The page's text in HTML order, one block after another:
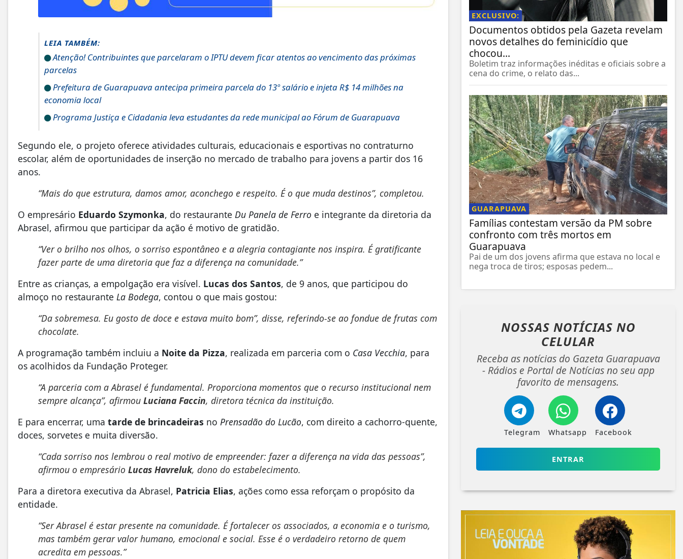
LEIA TAMBÉM:
Atenção! Contribuintes que parcelaram o IPTU devem ficar atentos ao vencimento das próximas
parcelas
Prefeitura de Guarapuava antecipa primeira parcela do 13º salário e injeta R$ 14 milhões na
economia local
Programa Justiça e Cidadania leva estudantes da rede municipal ao Fórum de Guarapuava
Segundo ele, o projeto oferece atividades culturais, educacionais e esportivas no contraturno
escolar, além de oportunidades de inserção no mercado de trabalho para jovens a partir dos 16
anos.
“Mais do que estrutura, damos amor, aconchego e respeito. É o que muda destinos”, completou.
O empresário Eduardo Szymonka, do restaurante Du Panela de Ferro e integrante da diretoria da
Abrasel, afirmou que participar da ação é motivo de gratidão.
“Ver o brilho nos olhos, o sorriso espontâneo e a alegria contagiante nos inspira. É gratificante
fazer parte de uma diretoria que faz a diferença na comunidade.”
Entre as crianças, a empolgação era visível. Lucas dos Santos, de 9 anos, que participou do
almoço no restaurante La Bodega, contou o que mais gostou:
“Da sobremesa. Eu gosto de doce e estava muito bom”, disse, referindo-se ao fondue de frutas com
chocolate.
A programação também incluiu a Noite da Pizza, realizada em parceria com o Casa Vecchia, para
os acolhidos da Fundação Proteger.
“A parceria com a Abrasel é fundamental. Proporciona momentos que o recurso institucional nem
sempre alcança”, afirmou Luciana Faccin, diretora técnica da instituição.
E para encerrar, uma tarde de brincadeiras no Prensadão do Lucão, com direito a cachorro-quente,
doces, sorvetes e muita diversão.
“Cada sorriso nos lembrou o real motivo de empreender: fazer a diferença na vida das pessoas”,
afirmou o empresário Lucas Havreluk, dono do estabelecimento.
Para a diretora executiva da Abrasel, Patricia Elias, ações como essa reforçam o propósito da
entidade.
“Ser Abrasel é estar presente na comunidade. É fortalecer os associados, a economia e o turismo,
mas também gerar valor humano, emocional e social. Esse é o verdadeiro retorno de quem
acredita em pessoas.”
EXCLUSIVO:
Documentos obtidos pela Gazeta revelam
novos detalhes do feminicídio que
chocou...
Boletim traz informações inéditas e oficiais sobre a
cena do crime, o relato das...
GUARAPUAVA
Famílias contestam versão da PM sobre
confronto com três mortos em
Guarapuava
Pai de um dos jovens afirma que estava no local e
nega troca de tiros; esposas pedem...
NOSSAS NOTÍCIAS NO
CELULAR
Receba as notícias do Gazeta Guarapuava
- Rádios e Portal de Notícias no seu app
favorito de mensagens.
Telegram Whatsapp Facebook
ENTRAR